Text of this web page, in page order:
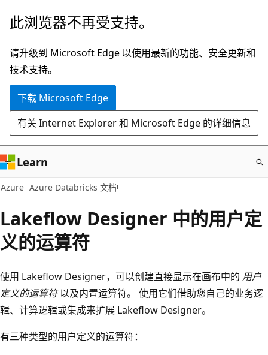
跳
主
要
内
此浏览器不再受支持。
请升级到 Microsoft Edge 以使用最新的功能、安全更新和
技术支持。
下载 Microsoft Edge
有关 Internet Explorer 和 Microsoft Edge 的详细信息
Learn
Azure Azure Databricks 文档
Lakeflow Designer 中的用户定
义的运算符
使用 Lakeflow Designer，可以创建直接显示在画布中的 用户
定义的运算符以及内置运算符。 使用它们借助您自己的业务逻
辑、计算逻辑或集成来扩展 Lakeflow Designer。
有三种类型的用户定义的运算符：